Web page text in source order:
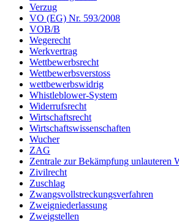
Verzug
VO (EG) Nr. 593/2008
VOB/B
Wegerecht
Werkvertrag
Wettbewerbsrecht
Wettbewerbsverstoss
wettbewerbswidrig
Whistleblower-System
Widerrufsrecht
Wirtschaftsrecht
Wirtschaftswissenschaften
Wucher
ZAG
Zentrale zur Bekämpfung unlauteren
Zivilrecht
Zuschlag
Zwangsvollstreckungsverfahren
Zweigniederlassung
Zweigstellen